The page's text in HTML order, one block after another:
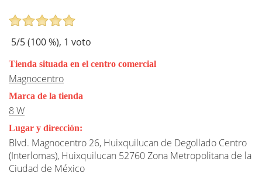
5/5 (100%), 1 voto
Tienda situada en el centro comercial
Magnocentro
Marca de la tienda
8 W
Lugar y dirección:
Blvd. Magnocentro 26, Huixquilucan de Degollado Centro
(Interlomas), Huixquilucan 52760 Zona Metropolitana de la
Ciudad de México